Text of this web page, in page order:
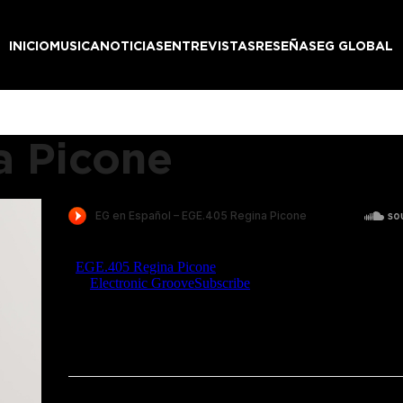
INICIOMUSICANOTICIASENTREVISTASRESEÑASEG GLOBAL
Picone